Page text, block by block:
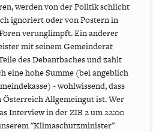
werden von der Politik schlicht
ignoriert oder von Postern in
verunglimpft. Ein anderer
mit seinem Gemeinderat
des Debantbaches und zahlt
eine hohe Summe (bei angeblich
- wohlwissend, dass
Österreich Allgemeingut ist. Wer
Interview in der ZIB 2 um 22:00
"Klimaschutzminister"